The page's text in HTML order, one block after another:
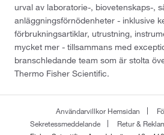
urval av laboratorie-, biovetenskaps-,
anläggningsförnödenheter - inklusive
förbrukningsartiklar, utrustning,
mycket mer - tillsammans med
branschledande team som är stolta
Thermo Fisher Scientific.
Användarvillkor Hemsidan
Sekretessmeddelande
Retur &